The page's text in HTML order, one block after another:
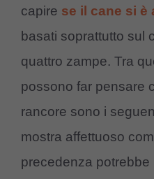
capire se il cane si è
basati soprattutto sul
quattro zampe. Tra
possono far pensare
rancore sono i
mostra affettuoso
precedenza potrebbe